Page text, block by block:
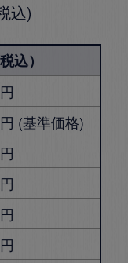
込
込）
(基準価格)